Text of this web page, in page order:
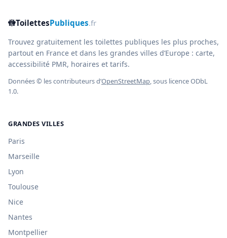
🚻ToilettesPubliques.fr
Trouvez gratuitement les toilettes publiques les plus proches,
partout en France et dans les grandes villes d’Europe : carte,
accessibilité PMR, horaires et tarifs.
Données © les contributeurs d’OpenStreetMap, sous licence ODbL
1.0.
GRANDES VILLES
Paris
Marseille
Lyon
Toulouse
Nice
Nantes
Montpellier